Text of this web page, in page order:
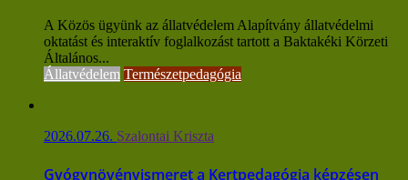
A Közös ügyünk az állatvédelem Alapítvány állatvédelmi
oktatást és interaktív foglalkozást tartott a Baktakéki Körzeti
Általános...
Állatvédelem Természetpedagógia
2026.07.26. Szalontai Kriszta
Gyógynövényismeret a Kertpedagógia képzésen